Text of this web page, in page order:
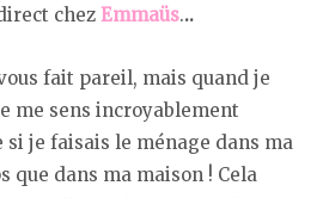
chez Emmaüs...
fait pareil, mais quand je
me sens incroyablement
si je faisais le ménage dans ma
que dans ma maison ! Cela